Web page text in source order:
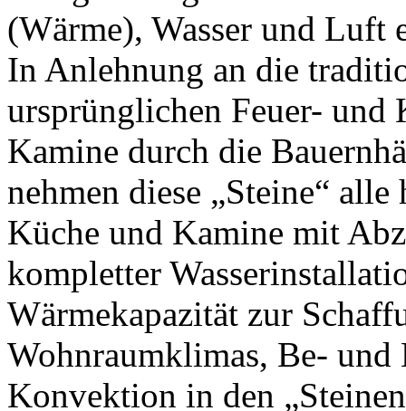
(Wärme), Wasser und Luft
In Anlehnung an die
ursprünglichen Feuer- und
Kamine durch die
nehmen diese „Steine“
Küche und Kamine mit
kompletter
Wärmekapazität zur
Wohnraumklimas, Be-
Konvektion in den